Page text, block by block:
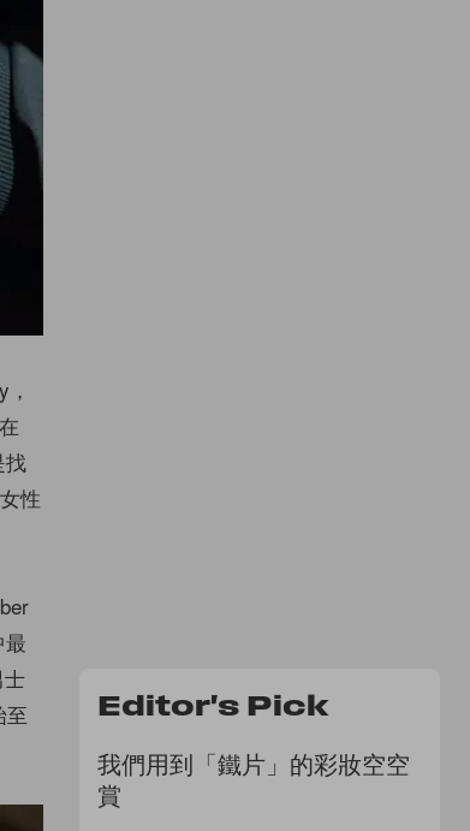
找
性
至
Editor's Pick
我們用到「鐵片」的彩妝空空
賞